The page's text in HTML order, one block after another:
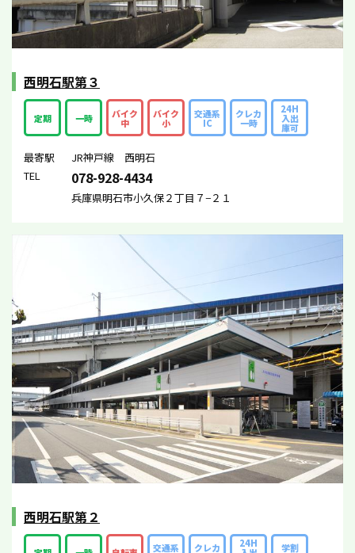
西明石駅第３
定期 一時 バイク
中
バイク
小
交通系
IC
クレカ
一時
24H
入出
庫可
最寄駅
JR神戸線 西明石
TEL
078-928-4434
兵庫県明石市小久保２丁目７−２１
西明石駅第２
交通系 クレカ 24H 学割